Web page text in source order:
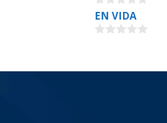
u
t
o
f
0
o
u
5
EN VIDA
t